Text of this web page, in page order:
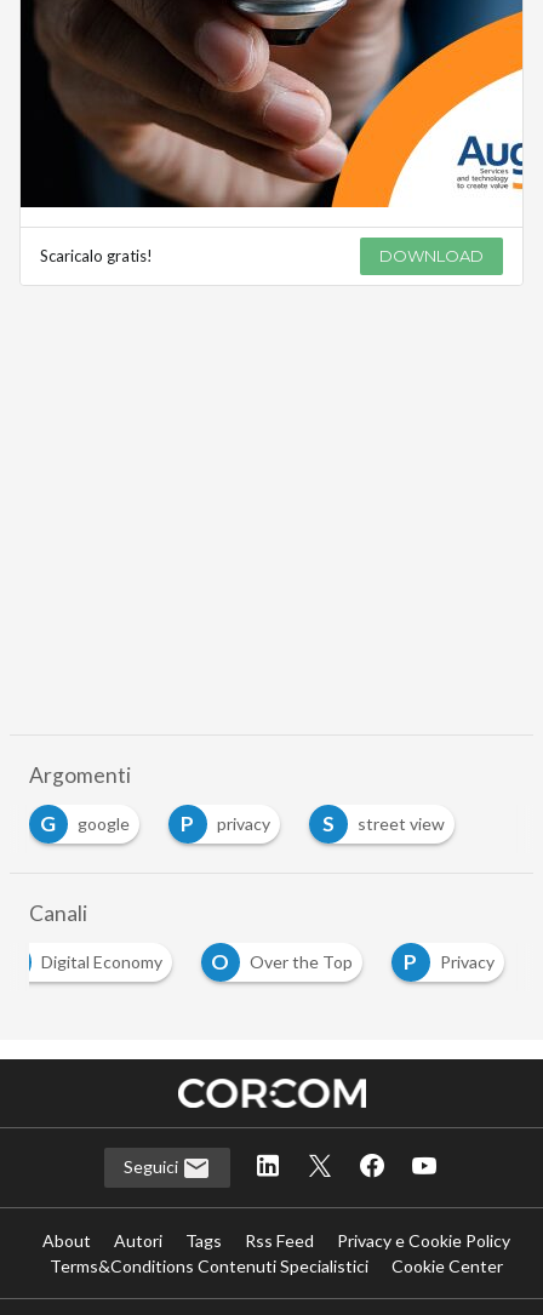
Scaricalo gratis! DOWNLOAD
Argomenti
G
google P privacy S street view
Canali
Digital Economy O Over the Top P Privacy
Seguici
About Autori Tags Rss Feed
Privacy e Cookie Policy
Terms&Conditions Contenuti Specialistici
Cookie Center